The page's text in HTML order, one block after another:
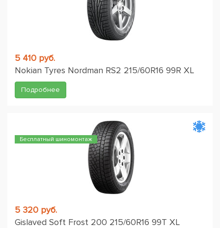
5 410 руб.
Nokian Tyres Nordman RS2 215/60R16 99R XL
Подробнее
Бесплатный шиномонтаж
5 320 руб.
Gislaved Soft Frost 200 215/60R16 99T XL